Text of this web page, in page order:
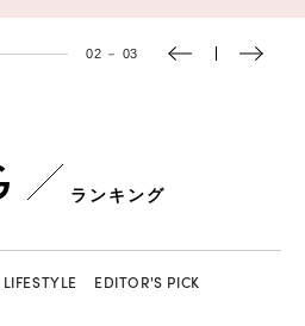
03 － 03
ランキング
LIFESTYLE EDITOR'S PICK